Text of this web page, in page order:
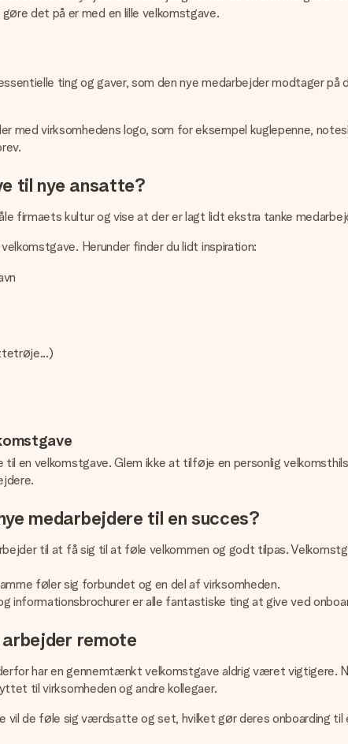
det på er med en lille velkomstgave.
ting og gaver, som den nye medarbejder modtager
med virksomhedens logo, som for eksempel kuglepenne,
til nye ansatte?
firmaets kultur og vise at der er lagt lidt ekstra tanke
Herunder finder du lidt inspiration:
en velkomstgave. Glem ikke at tilføje en personlig
medarbejdere til en succes?
til at få sig til at føle velkommen og godt tilpas.
føler sig forbundet og en del af virksomheden.
informationsbrochurer er alle fantastiske ting at give ved
remote
har en gennemtænkt velkomstgave aldrig været vigtigere.
til virksomheden og andre kollegaer.
de føle sig værdsatte og set, hvilket gør deres onboarding til